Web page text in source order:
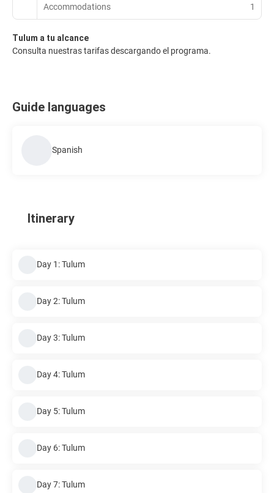
Accommodations 1
Tulum a tu alcance
Consulta nuestras tarifas descargando el programa.
Guide languages
Spanish
Itinerary
Day 1: Tulum
Day 2: Tulum
Day 3: Tulum
Day 4: Tulum
Day 5: Tulum
Day 6: Tulum
Day 7: Tulum